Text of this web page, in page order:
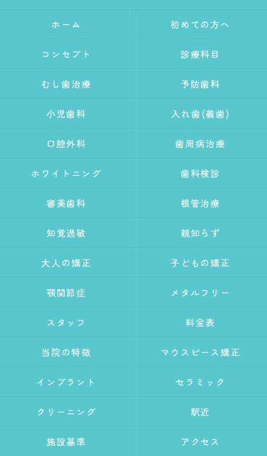
ホーム 初めての方へ
コンセプト 診療科目
むし歯治療 予防歯科
小児歯科 入れ歯(義歯)
口腔外科 歯周病治療
ホワイトニング 歯科検診
審美歯科 根管治療
知覚過敏 親知らず
大人の矯正 子どもの矯正
顎関節症 メタルフリー
スタッフ 料金表
当院の特徴 マウスピース矯正
インプラント セラミック
クリーニング 駅近
施設基準 アクセス